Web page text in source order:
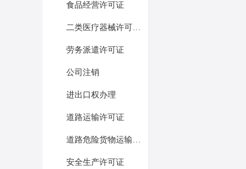
食品经营许可证
二类医疗器械许可证办理
劳务派遣许可证
公司注销
进出口权办理
道路运输许可证
道路危险货物运输经营许可证
安全生产许可证